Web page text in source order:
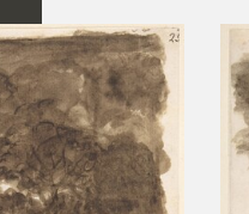
ACTIVIDADES